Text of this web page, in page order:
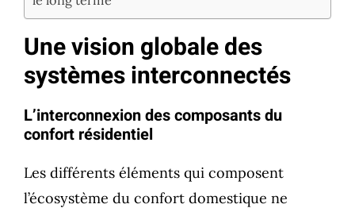
Une vision globale des
systèmes interconnectés
L’interconnexion des composants du
confort résidentiel
Les différents éléments qui composent
l’écosystème du confort domestique ne